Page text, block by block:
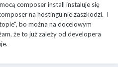
composer install instaluje się
na hostingu nie zaszkodzi. I
bo można na docelowym
że to już zależy od developera